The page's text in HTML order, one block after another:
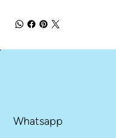
Whatsapp